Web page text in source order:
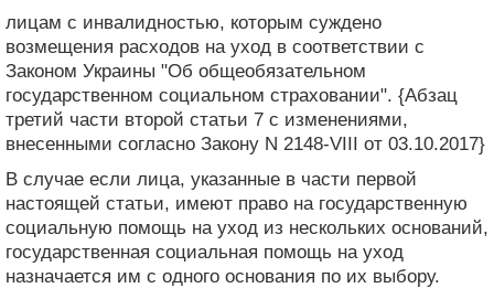
лицам с инвалидностью, которым суждено
возмещения расходов на уход в соответствии с
Законом Украины "Об общеобязательном
государственном социальном страховании". {Абзац
третий части второй статьи 7 с изменениями,
внесенными согласно Закону N 2148-VIII от 03.10.2017}
В случае если лица, указанные в части первой
настоящей статьи, имеют право на государственную
социальную помощь на уход из нескольких оснований,
государственная социальная помощь на уход
назначается им с одного основания по их выбору.